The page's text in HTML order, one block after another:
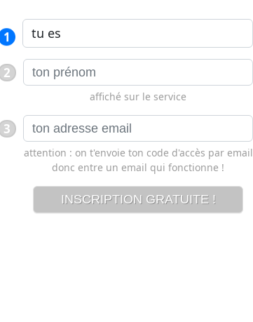
1
2
affiché sur le service
3
attention : on t'envoie ton code d'accès par email
donc entre un email qui fonctionne !
INSCRIPTION GRATUITE !